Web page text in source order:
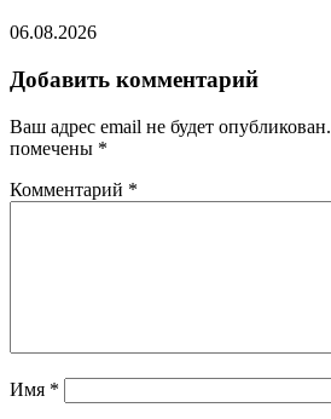
06.08.2026
Добавить комментарий
Ваш адрес email не будет опубликован.
помечены *
Комментарий *
Имя *